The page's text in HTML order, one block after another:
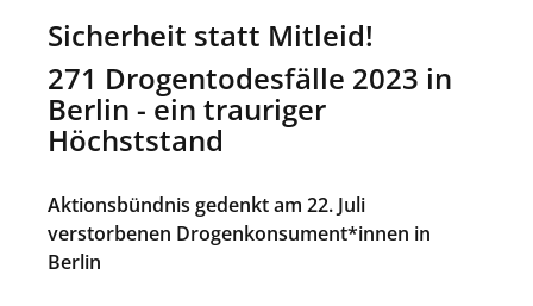
Sicherheit statt Mitleid!
271 Drogentodesfälle 2023 in
Berlin - ein trauriger
Höchststand
Aktionsbündnis gedenkt am 22. Juli
verstorbenen Drogenkonsument*innen in
Berlin